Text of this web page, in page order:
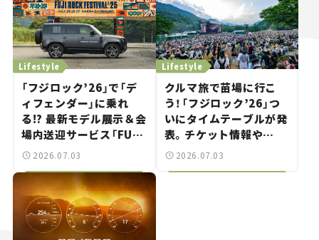
Lifestyle
「フジロック’26」で「デ
ィフェンダー」に乗れ
る!? 最新モデル展示＆会
場内送迎サービス「FUJI
ROCK go round」で冒
2026.07.03
Lifestyle
クルマ旅で苗場に行こ
う！「フジロック’26」つ
いにタイムテーブルが発
表。チケット情報や
GREEN STAGEの出演ア
2026.07.03